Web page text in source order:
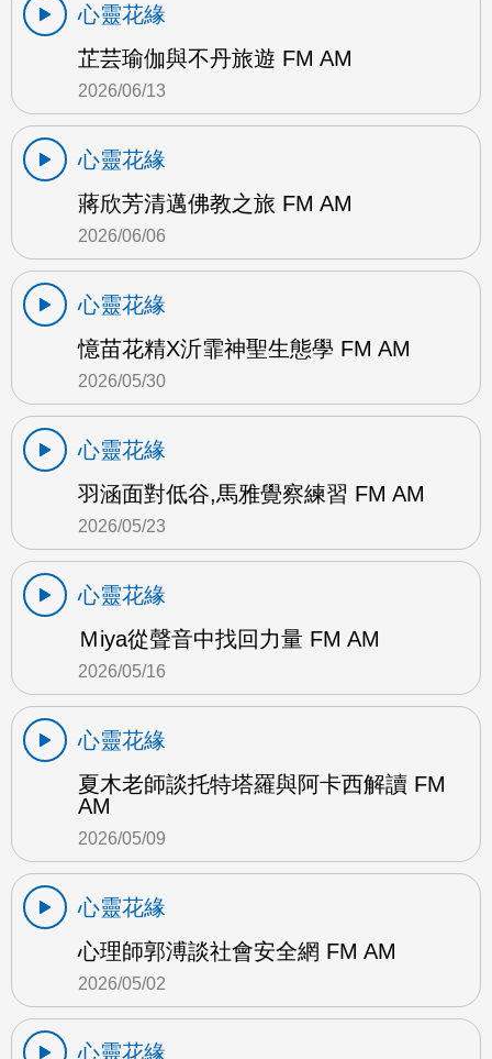
心靈花緣
芷芸瑜伽與不丹旅遊 FM AM
2026/06/13
心靈花緣
蔣欣芳清邁佛教之旅 FM AM
2026/06/06
心靈花緣
憶苗花精X沂霏神聖生態學 FM AM
2026/05/30
心靈花緣
羽涵面對低谷,馬雅覺察練習 FM AM
2026/05/23
心靈花緣
Ｍiya從聲音中找回力量 FM AM
2026/05/16
心靈花緣
夏木老師談托特塔羅與阿卡西解讀 FM
AM
2026/05/09
心靈花緣
心理師郭溥談社會安全網 FM AM
2026/05/02
心靈花緣